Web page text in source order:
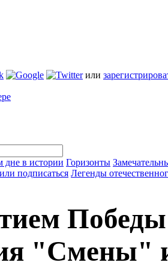
или
дне в истории Горизонты
подписаться Легенды
"Смены"